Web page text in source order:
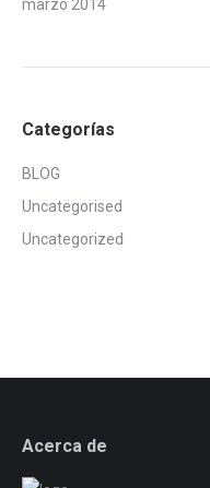
marzo 2014
Categorías
BLOG
Uncategorised
Uncategorized
Acerca de